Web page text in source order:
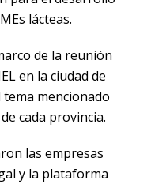
lácteas.
de la reunión
en la ciudad de
tema mencionado
cada provincia.
las empresas
y la plataforma